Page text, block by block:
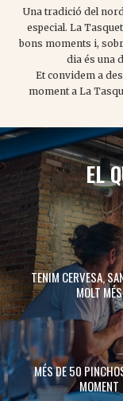
Una tradició del
especial. La
bons moments i,
dia és una
Et convidem a
moment a La
EL
TENIM CERVESA,
MOLT MÉS
MÉS DE 50
MOMENT